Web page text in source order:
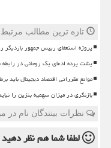
تازه ترین مطالب مرتبط
پروژه استعفای رییس جمهور باردیگر
پشت پرده ادعای یک روحانی در رابطه با ۲۸ بار استعفای مسعود
موانع مقرراتی اقتصاد دیجیتال باید
بازنگری در میزان سهمیه بنزین را
نظرات بینندگان نام در
لطفا شما همنظر دهید